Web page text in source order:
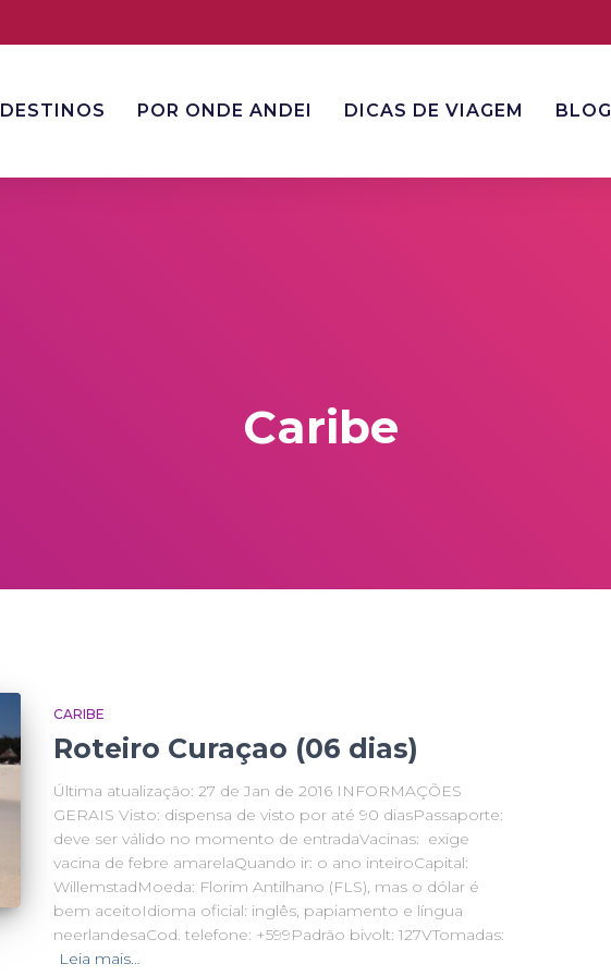
DESTINOS POR ONDE ANDEI DICAS DE VIAGEM BLOG
Caribe
CARIBE
Roteiro Curaçao (06 dias)
Última atualização: 27 de Jan de 2016 INFORMAÇÕES
GERAIS Visto: dispensa de visto por até 90 diasPassaporte:
deve ser válido no momento de entradaVacinas: exige
vacina de febre amarelaQuando ir: o ano inteiroCapital:
WillemstadMoeda: Florim Antilhano (FLS), mas o dólar é
bem aceitoIdioma oficial: inglês, papiamento e língua
neerlandesaCod. telefone: +599Padrão bivolt: 127VTomadas:
Leia mais…